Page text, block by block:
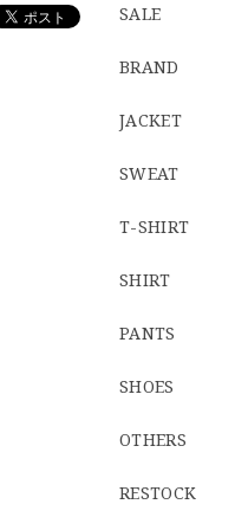
SALE
BRAND
JACKET
SWEAT
T-SHIRT
SHIRT
PANTS
SHOES
OTHERS
RESTOCK